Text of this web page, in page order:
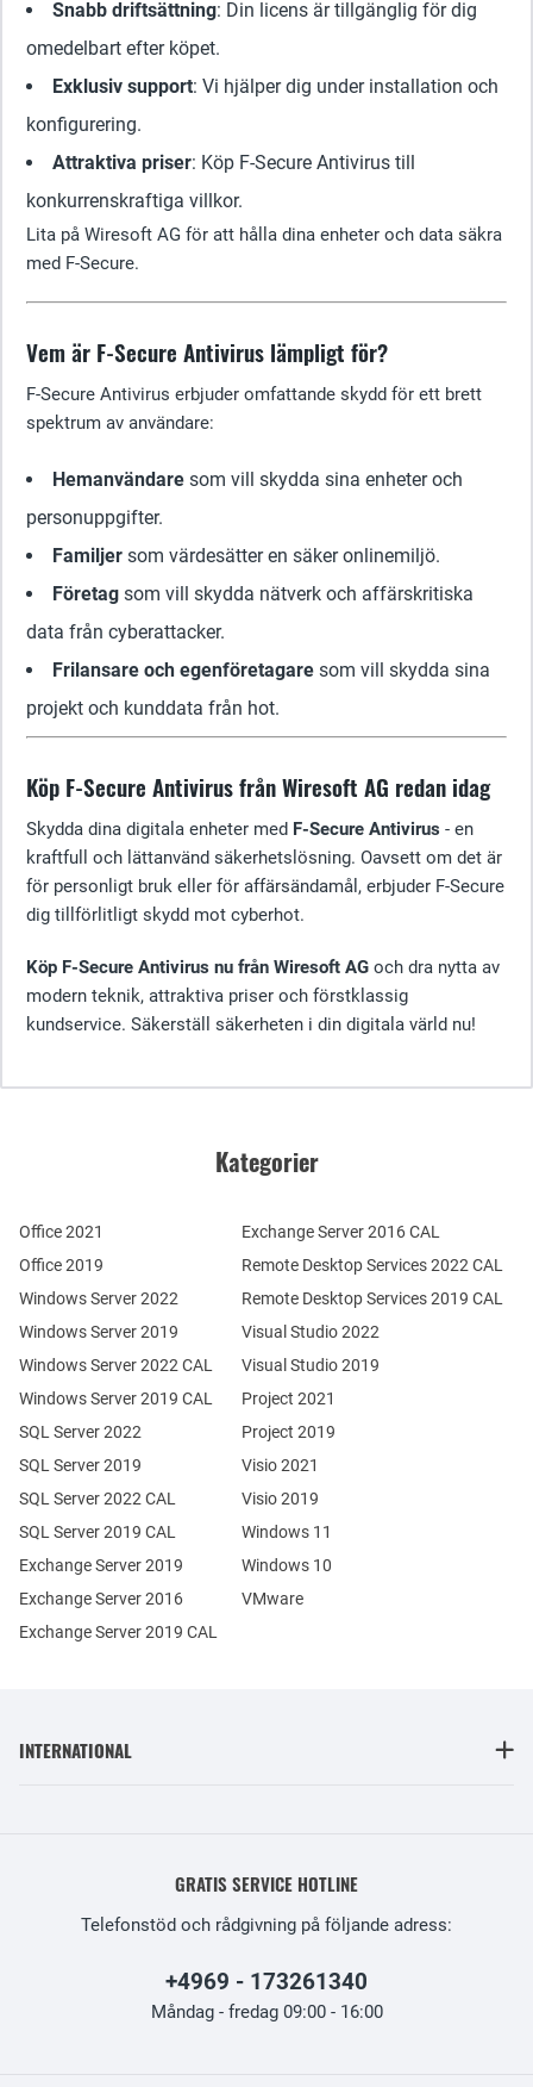
Snabb driftsättning: Din licens är tillgänglig för dig
omedelbart efter köpet.
Exklusiv support: Vi hjälper dig under installation och
konfigurering.
Attraktiva priser: Köp F-Secure Antivirus till
konkurrenskraftiga villkor.
Lita på Wiresoft AG för att hålla dina enheter och data säkra
med F-Secure.
Vem är F-Secure Antivirus lämpligt för?
F-Secure Antivirus erbjuder omfattande skydd för ett brett
spektrum av användare:
Hemanvändare som vill skydda sina enheter och
personuppgifter.
Familjer som värdesätter en säker onlinemiljö.
Företag som vill skydda nätverk och affärskritiska
data från cyberattacker.
Frilansare och egenföretagare som vill skydda sina
projekt och kunddata från hot.
Köp F-Secure Antivirus från Wiresoft AG redan idag
Skydda dina digitala enheter med F-Secure Antivirus - en
kraftfull och lättanvänd säkerhetslösning. Oavsett om det är
för personligt bruk eller för affärsändamål, erbjuder F-Secure
dig tillförlitligt skydd mot cyberhot.
Köp F-Secure Antivirus nu från Wiresoft AG och dra nytta av
modern teknik, attraktiva priser och förstklassig
kundservice. Säkerställ säkerheten i din digitala värld nu!
Kategorier
Office 2021
Office 2019
Windows Server 2022
Windows Server 2019
Exchange Server 2019
Exchange Server 2016
SQL Server 2022
SQL Server 2019
Windows Server 2022 CAL
Windows Server 2019 CAL
SQL Server 2022 CAL
SQL Server 2019 CAL
Remote Desktop Services 2022 CAL
Remote Desktop Services 2019 CAL
Exchange Server 2019 CAL
Exchange Server 2016 CAL
Visual Studio 2022
Visual Studio 2019
Project 2021
Project 2019
Visio 2021
Visio 2019
Windows 11
Windows 10
VMware
INTERNATIONAL
GRATIS SERVICE HOTLINE
Telefonstöd och rådgivning på följande adress:
+4969 - 173261340
Måndag - fredag 09:00 - 16:00